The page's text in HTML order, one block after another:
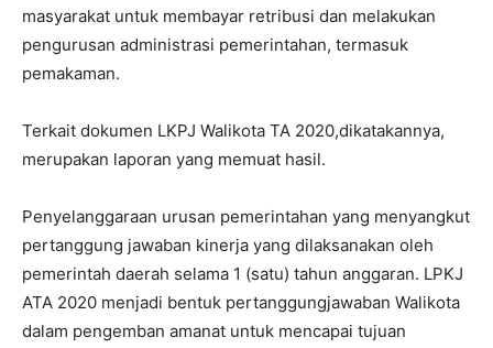
masyarakat untuk membayar retribusi dan melakukan
pengurusan administrasi pemerintahan, termasuk
pemakaman.
Terkait dokumen LKPJ Walikota TA 2020,dikatakannya,
merupakan laporan yang memuat hasil.
Penyelanggaraan urusan pemerintahan yang menyangkut
pertanggung jawaban kinerja yang dilaksanakan oleh
pemerintah daerah selama 1 (satu) tahun anggaran. LPKJ
ATA 2020 menjadi bentuk pertanggungjawaban Walikota
dalam pengemban amanat untuk mencapai tujuan